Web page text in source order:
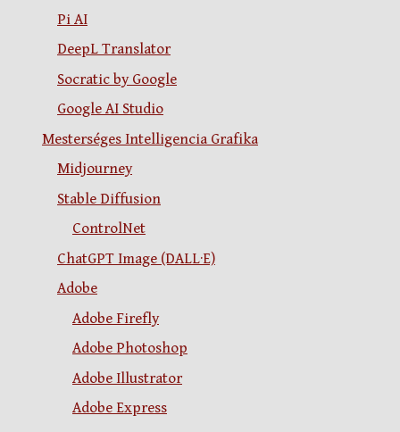
Pi AI
DeepL Translator
Socratic by Google
Google AI Studio
Mesterséges Intelligencia Grafika
Midjourney
Stable Diffusion
ControlNet
ChatGPT Image (DALL·E)
Adobe
Adobe Firefly
Adobe Photoshop
Adobe Illustrator
Adobe Express